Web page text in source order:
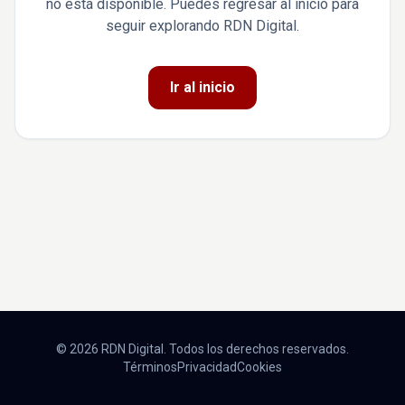
no está disponible. Puedes regresar al inicio para
seguir explorando RDN Digital.
Ir al inicio
© 2026 RDN Digital. Todos los derechos reservados.
TérminosPrivacidadCookies